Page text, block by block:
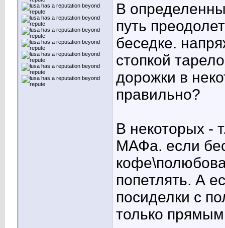
В
путь
беседке.
стопкой
дорожки в
правильно?
В некоторых -
МАФа. если
попетлять. А
посиделки с
только